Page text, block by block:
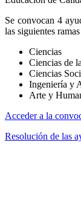
Se convocan 4
las siguientes
Ciencias
Ciencias de
Ciencias
Ingeniería y
Arte y
Acceder a la
Resolución de las